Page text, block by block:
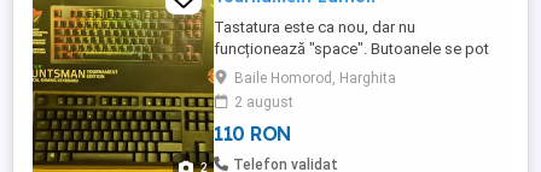
2
Tastatura este ca nou, dar nu
funcționează "space". Butoanele se pot
reprograma, ca sa aibă "space".
Baile Homorod, Harghita
2 august
110 RON
Telefon validat